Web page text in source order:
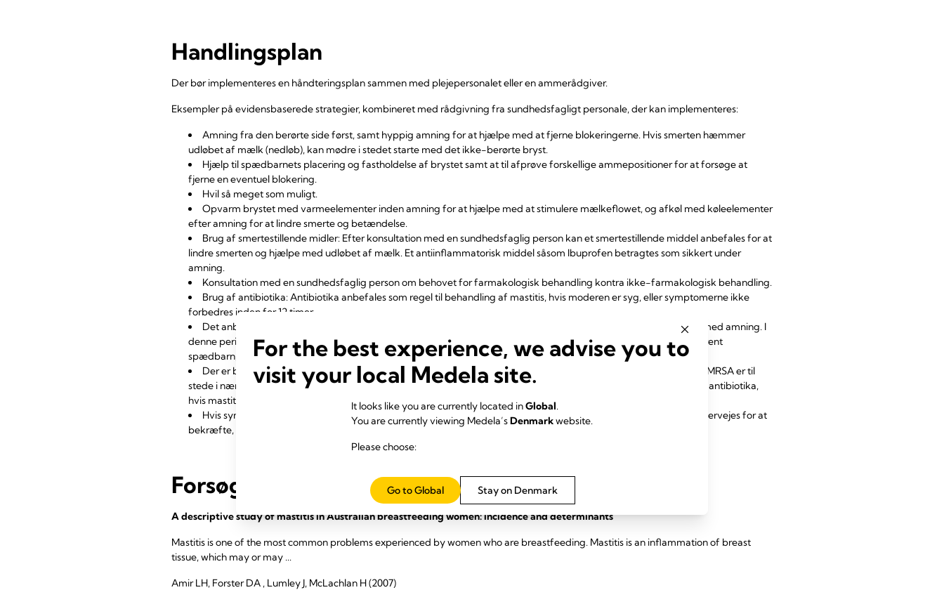
Handlingsplan
Der bør implementeres en håndteringsplan sammen med plejepersonalet eller en ammerådgiver.
Eksempler på evidensbaserede strategier, kombineret med rådgivning fra sundhedsfagligt personale, der kan implementeres:
Amning fra den berørte side først, samt hyppig amning for at hjælpe med at fjerne blokeringerne. Hvis smerten hæmmer
udløbet af mælk (nedløb), kan mødre i stedet starte med det ikke-berørte bryst.
Hjælp til spædbarnets placering og fastholdelse af brystet samt at til afprøve forskellige ammepositioner for at forsøge at
fjerne en eventuel blokering.
Hvil så meget som muligt.
Opvarm brystet med varmeelementer inden amning for at hjælpe med at stimulere mælkeflowet, og afkøl med køleelementer
efter amning for at lindre smerte og betændelse.
Brug af smertestillende midler: Efter konsultation med en sundhedsfaglig person kan et smertestillende middel anbefales for at
lindre smerten og hjælpe med udløbet af mælk. Et antiinflammatorisk middel såsom Ibuprofen betragtes som sikkert under
amning.
Konsultation med en sundhedsfaglig person om behovet for farmakologisk behandling kontra ikke-farmakologisk behandling.
Brug af antibiotika: Antibiotika anbefales som regel til behandling af mastitis, hvis moderen er syg, eller symptomerne ikke
forbedres inden for 12 timer.
Det anbefales at fuldføre en hel antibiotikakur. Der bør vælges et antibiotikum, som er effektivt og kompatibelt med amning. I
denne periode bør moderen fortsætte amningen, da der ikke er evidens for, at der er nogen risiko for et rask fuldbårent
spædbarn, som ammes af en mor med mastitis, og det er vigtigt, at mælken fortsat fjernes
Der er behov for andre typer antibiotika, hvis mastitis er forårsaget af methicillin-resistent
(MRSA). Hvis MRSA er til
stede i nærmiljøet, kan det være nødvendigt at dyrke brystmælken og analysere, om der er overfølsomhed over for antibiotika,
hvis mastitis ikke forbedres.
Hvis symptomerne på mastitis ikke forsvinder inden for nogle få dage, bør en bredere, differentieret diagnose overvejes for at
bekræfte, om der er resistente bakterier, abscesdannelse eller andre brystproblemer til stede.
Forsøgsresumeer
A descriptive study of mastitis in Australian breastfeeding women: incidence and determinants
Mastitis is one of the most common problems experienced by women who are breastfeeding. Mastitis is an inflammation of breast
tissue, which may or may ...
Amir LH, Forster DA , Lumley J, McLachlan H (2007)
For the best experience, we advise you to
visit your local Medela site.
It looks like you are currently located inGlobal.
You are currently viewing Medela’sDenmarkwebsite.
Please choose:
Stay on Denmark
Go to Global